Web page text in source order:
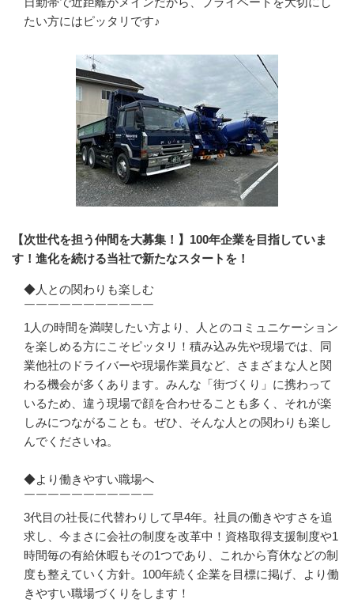
たい方にはピッタリです♪
【次世代を担う仲間を大募集！】100年企業を目指していま
す！進化を続ける当社で新たなスタートを！
◆人との関わりも楽しむ
￣￣￣￣￣￣￣￣￣￣￣
1人の時間を満喫したい方より、人とのコミュニケーション
を楽しめる方にこそピッタリ！積み込み先や現場では、同
業他社のドライバーや現場作業員など、さまざまな人と関
わる機会が多くあります。みんな「街づくり」に携わって
いるため、違う現場で顔を合わせることも多く、それが楽
しみにつながることも。ぜひ、そんな人との関わりも楽し
んでくださいね。
◆より働きやすい職場へ
￣￣￣￣￣￣￣￣￣￣￣
3代目の社長に代替わりして早4年。社員の働きやすさを追
求し、今まさに会社の制度を改革中！資格取得支援制度や1
時間毎の有給休暇もその1つであり、これから育休などの制
度も整えていく方針。100年続く企業を目標に掲げ、より働
きやすい職場づくりをします！